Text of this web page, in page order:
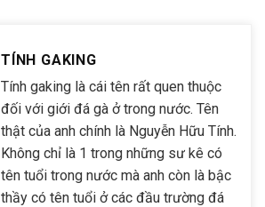
TÍNH GAKING
Tính gaking là cái tên rất quen thuộc
đối với giới đá gà ở trong nước. Tên
thật của anh chính là Nguyễn Hữu Tính.
Không chỉ là 1 trong những sư kê có
tên tuổi trong nước mà anh còn là bậc
thầy có tên tuổi ở các đầu trường đá